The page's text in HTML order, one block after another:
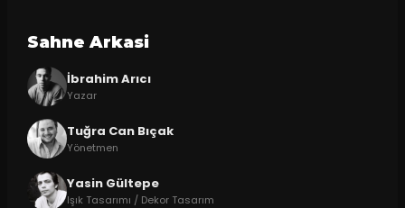
Sahne Arkasi
İbrahim Arıcı
Yazar
Tuğra Can Bıçak
Yönetmen
Yasin Gültepe
Işık Tasarımı / Dekor Tasarım